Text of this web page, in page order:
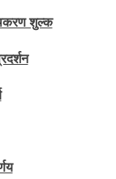
शुल्क